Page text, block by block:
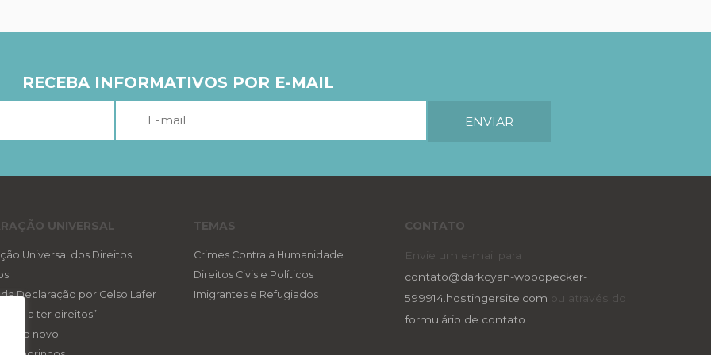
RECEBA INFORMATIVOS POR E-MAIL
UNIVERSAL
Universal dos Direitos
Declaração por Celso Lafer
a ter direitos”
novo
TEMAS
Crimes Contra a Humanidade
Direitos Civis e Políticos
Imigrantes e Refugiados
CONTATO
Envie um e-mail para
contato@darkcyan-woodpecker-
599914.hostingersite.com ou através do
formulário de contato